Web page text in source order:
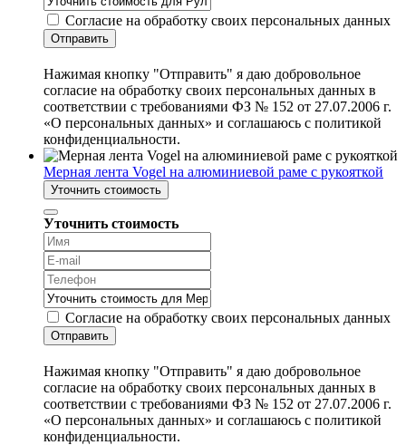
Согласие на обработку своих персональных данных
Отправить
Нажимая кнопку "Отправить" я даю добровольное
согласие на обработку своих персональных данных в
соответствии с требованиями ФЗ № 152 от 27.07.2006 г.
«О персональных данных» и соглашаюсь с политикой
конфиденциальности.
Мерная лента Vogel на алюминиевой раме с рукояткой
Уточнить стоимость
Уточнить стоимость
Согласие на обработку своих персональных данных
Отправить
Нажимая кнопку "Отправить" я даю добровольное
согласие на обработку своих персональных данных в
соответствии с требованиями ФЗ № 152 от 27.07.2006 г.
«О персональных данных» и соглашаюсь с политикой
конфиденциальности.